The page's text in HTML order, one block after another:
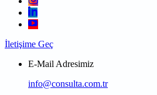
İletişime Geç
E-Mail Adresimiz
info@consulta.com.tr